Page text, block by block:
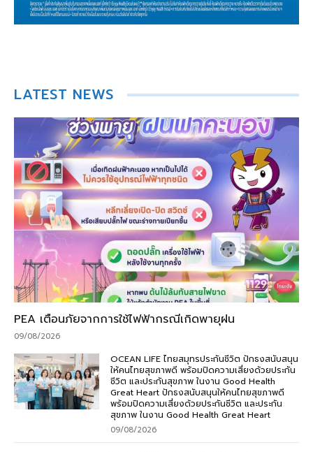
LATEST NEWS
PEA เตือนภัยจากการใช้ไฟฟ้ากรณีเกิดพายุฝน
09/08/2026
OCEAN LIFE ไทยสมุทรประกันชีวิต ปักธงสนับสนุน
ให้คนไทยสุขภาพดี พร้อมปิดความเสี่ยงด้วยประกัน
ชีวิต และประกันสุขภาพ ในงาน Good Health
Great Heart ปักธงสนับสนุนให้คนไทยสุขภาพดี
พร้อมปิดความเสี่ยงด้วยประกันชีวิต และประกัน
สุขภาพ ในงาน Good Health Great Heart
09/08/2026